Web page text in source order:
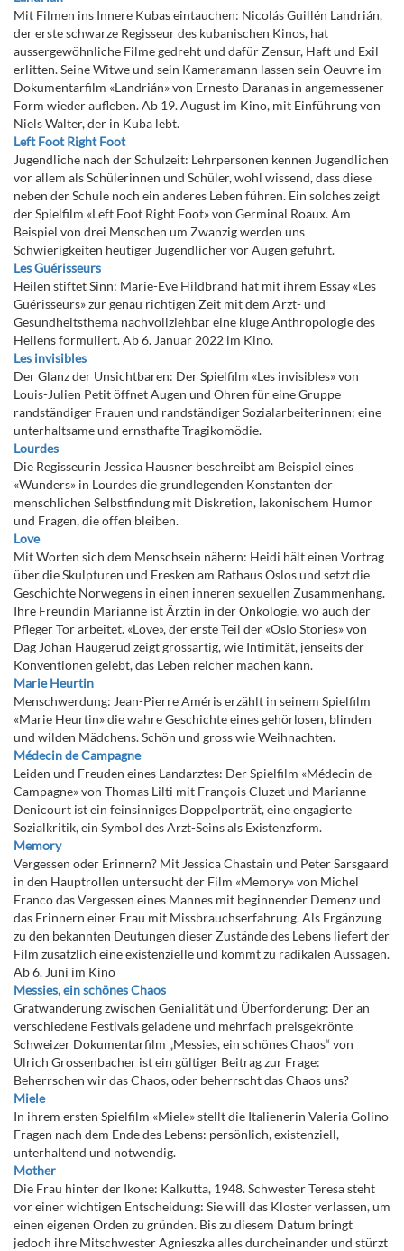
Mit Filmen ins Innere Kubas eintauchen: Nicolás Guillén Landrián,
der erste schwarze Regisseur des kubanischen Kinos, hat
aussergewöhnliche Filme gedreht und dafür Zensur, Haft und Exil
erlitten. Seine Witwe und sein Kameramann lassen sein Oeuvre im
Dokumentarfilm «Landrián» von Ernesto Daranas in angemessener
Form wieder aufleben. Ab 19. August im Kino, mit Einführung von
Niels Walter, der in Kuba lebt.
Left Foot Right Foot
Jugendliche nach der Schulzeit: Lehrpersonen kennen Jugendlichen
vor allem als Schülerinnen und Schüler, wohl wissend, dass diese
neben der Schule noch ein anderes Leben führen. Ein solches zeigt
der Spielfilm «Left Foot Right Foot» von Germinal Roaux. Am
Beispiel von drei Menschen um Zwanzig werden uns
Schwierigkeiten heutiger Jugendlicher vor Augen geführt.
Les Guérisseurs
Heilen stiftet Sinn: Marie-Eve Hildbrand hat mit ihrem Essay «Les
Guérisseurs» zur genau richtigen Zeit mit dem Arzt- und
Gesundheitsthema nachvollziehbar eine kluge Anthropologie des
Heilens formuliert. Ab 6. Januar 2022 im Kino.
Les invisibles
Der Glanz der Unsichtbaren: Der Spielfilm «Les invisibles» von
Louis-Julien Petit öffnet Augen und Ohren für eine Gruppe
randständiger Frauen und randständiger Sozialarbeiterinnen: eine
unterhaltsame und ernsthafte Tragikomödie.
Lourdes
Die Regisseurin Jessica Hausner beschreibt am Beispiel eines
«Wunders» in Lourdes die grundlegenden Konstanten der
menschlichen Selbstfindung mit Diskretion, lakonischem Humor
und Fragen, die offen bleiben.
Love
Mit Worten sich dem Menschsein nähern: Heidi hält einen Vortrag
über die Skulpturen und Fresken am Rathaus Oslos und setzt die
Geschichte Norwegens in einen inneren sexuellen Zusammenhang.
Ihre Freundin Marianne ist Ärztin in der Onkologie, wo auch der
Pfleger Tor arbeitet. «Love», der erste Teil der «Oslo Stories» von
Dag Johan Haugerud zeigt grossartig, wie Intimität, jenseits der
Konventionen gelebt, das Leben reicher machen kann.
Marie Heurtin
Menschwerdung: Jean-Pierre Améris erzählt in seinem Spielfilm
«Marie Heurtin» die wahre Geschichte eines gehörlosen, blinden
und wilden Mädchens. Schön und gross wie Weihnachten.
Médecin de Campagne
Leiden und Freuden eines Landarztes: Der Spielfilm «Médecin de
Campagne» von Thomas Lilti mit François Cluzet und Marianne
Denicourt ist ein feinsinniges Doppelporträt, eine engagierte
Sozialkritik, ein Symbol des Arzt-Seins als Existenzform.
Memory
Vergessen oder Erinnern? Mit Jessica Chastain und Peter Sarsgaard
in den Hauptrollen untersucht der Film «Memory» von Michel
Franco das Vergessen eines Mannes mit beginnender Demenz und
das Erinnern einer Frau mit Missbrauchserfahrung. Als Ergänzung
zu den bekannten Deutungen dieser Zustände des Lebens liefert der
Film zusätzlich eine existenzielle und kommt zu radikalen Aussagen.
Ab 6. Juni im Kino
Messies, ein schönes Chaos
Gratwanderung zwischen Genialität und Überforderung: Der an
verschiedene Festivals geladene und mehrfach preisgekrönte
Schweizer Dokumentarfilm „Messies, ein schönes Chaos“ von
Ulrich Grossenbacher ist ein gültiger Beitrag zur Frage:
Beherrschen wir das Chaos, oder beherrscht das Chaos uns?
Miele
In ihrem ersten Spielfilm «Miele» stellt die Italienerin Valeria Golino
Fragen nach dem Ende des Lebens: persönlich, existenziell,
unterhaltend und notwendig.
Mother
Die Frau hinter der Ikone: Kalkutta, 1948. Schwester Teresa steht
vor einer wichtigen Entscheidung: Sie will das Kloster verlassen, um
einen eigenen Orden zu gründen. Bis zu diesem Datum bringt
jedoch ihre Mitschwester Agnieszka alles durcheinander und stürzt